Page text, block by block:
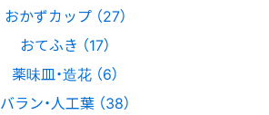
おかずカップ （27）
おてふき （17）
薬味皿・造花 （6）
バラン・人工葉 （38）